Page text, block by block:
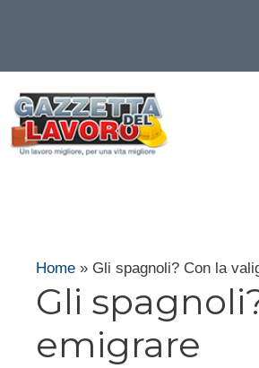
contenuto
Home » Gli spagnoli? Con la
Gli
emigrare